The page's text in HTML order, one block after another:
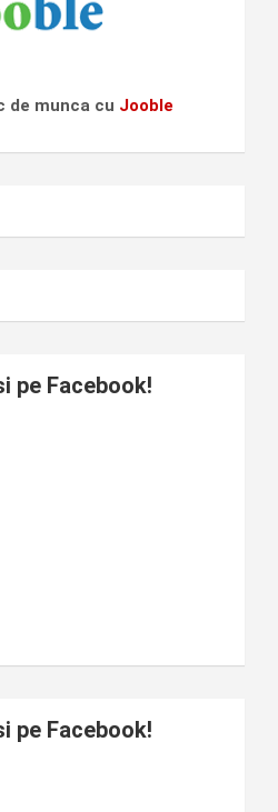
de munca cu Jooble
pe Facebook!
pe Facebook!